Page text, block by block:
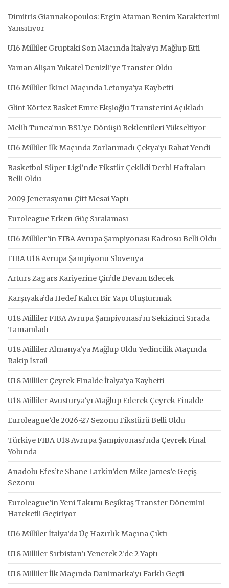
Dimitris Giannakopoulos: Ergin Ataman Benim Karakterimi
Yansıtıyor
U16 Milliler Gruptaki Son Maçında İtalya’yı Mağlup Etti
Yaman Alişan Yukatel Denizli’ye Transfer Oldu
U16 Milliler İkinci Maçında Letonya’ya Kaybetti
Glint Körfez Basket Emre Ekşioğlu Transferini Açıkladı
Melih Tunca’nın BSL’ye Dönüşü Beklentileri Yükseltiyor
U16 Milliler İlk Maçında Zorlanmadı Çekya’yı Rahat Yendi
Basketbol Süper Ligi’nde Fikstür Çekildi Derbi Haftaları
Belli Oldu
2009 Jenerasyonu Çift Mesai Yaptı
Euroleague Erken Güç Sıralaması
U16 Milliler’in FIBA Avrupa Şampiyonası Kadrosu Belli Oldu
FIBA U18 Avrupa Şampiyonu Slovenya
Arturs Zagars Kariyerine Çin’de Devam Edecek
Karşıyaka’da Hedef Kalıcı Bir Yapı Oluşturmak
U18 Milliler FIBA Avrupa Şampiyonası’nı Sekizinci Sırada
Tamamladı
U18 Milliler Almanya’ya Mağlup Oldu Yedincilik Maçında
Rakip İsrail
U18 Milliler Çeyrek Finalde İtalya’ya Kaybetti
U18 Milliler Avusturya’yı Mağlup Ederek Çeyrek Finalde
Euroleague’de 2026-27 Sezonu Fikstürü Belli Oldu
Türkiye FIBA U18 Avrupa Şampiyonası’nda Çeyrek Final
Yolunda
Anadolu Efes’te Shane Larkin’den Mike James’e Geçiş
Sezonu
Euroleague’in Yeni Takımı Beşiktaş Transfer Dönemini
Hareketli Geçiriyor
U16 Milliler İtalya’da Üç Hazırlık Maçına Çıktı
U18 Milliler Sırbistan’ı Yenerek 2’de 2 Yaptı
U18 Milliler İlk Maçında Danimarka’yı Farklı Geçti